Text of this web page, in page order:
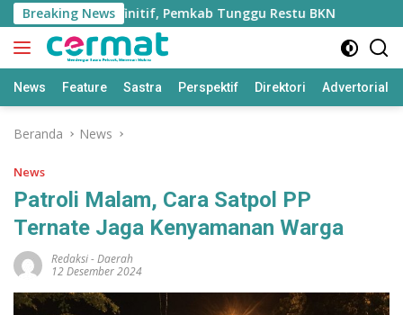
Langsung
ke
konten
Breaking News
Belum Definitif, Pemkab Tunggu Restu BKN
News Feature Sastra Perspektif Direktori Advertorial
Beranda News
News
Patroli Malam, Cara Satpol PP
Ternate Jaga Kenyamanan Warga
Redaksi-Daerah
12 Desember 2024